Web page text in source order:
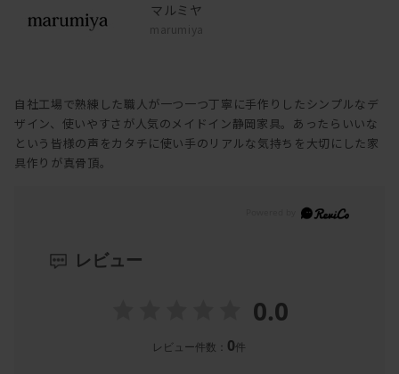
マルミヤ
marumiya
自社工場で熟練した職人が一つ一つ丁寧に手作りしたシンプルなデ
ザイン、使いやすさが人気のメイドイン静岡家具。あったらいいな
という皆様の声をカタチに使い手のリアルな気持ちを大切にした家
具作りが真骨頂。
レビュー
0.0
レビュー件数： 0件